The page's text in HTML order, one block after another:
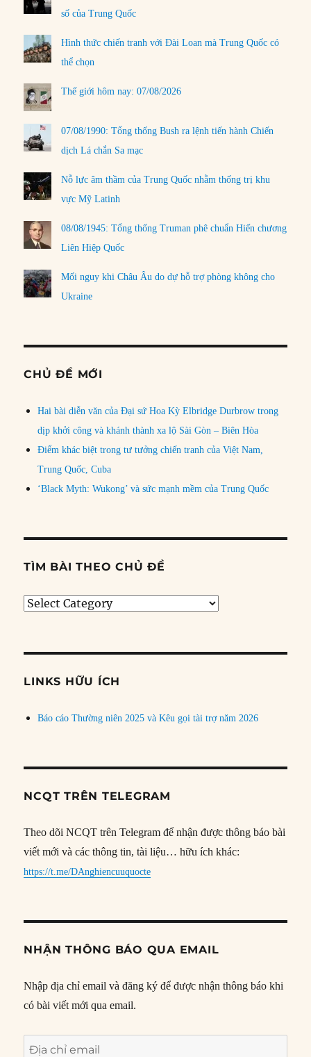
số của Trung Quốc
Hình thức chiến tranh với Đài Loan mà Trung Quốc có
thể chọn
Thế giới hôm nay: 07/08/2026
07/08/1990: Tổng thống Bush ra lệnh tiến hành Chiến
dịch Lá chắn Sa mạc
Nỗ lực âm thầm của Trung Quốc nhằm thống trị khu
vực Mỹ Latinh
08/08/1945: Tổng thống Truman phê chuẩn Hiến chương
Liên Hiệp Quốc
Mối nguy khi Châu Âu do dự hỗ trợ phòng không cho
Ukraine
CHỦ ĐỀ MỚI
Hai bài diễn văn của Đại sứ Hoa Kỳ Elbridge Durbrow trong
dịp khởi công và khánh thành xa lộ Sài Gòn – Biên Hòa
Điểm khác biệt trong tư tưởng chiến tranh của Việt Nam,
Trung Quốc, Cuba
‘Black Myth: Wukong’ và sức mạnh mềm của Trung Quốc
TÌM BÀI THEO CHỦ ĐỀ
Tìm
đề
LINKS HỮU ÍCH
Báo cáo Thường niên 2025 và Kêu gọi tài trợ năm 2026
NCQT TRÊN TELEGRAM
Theo dõi NCQT trên Telegram để nhận được thông báo bài
viết mới và các thông tin, tài liệu… hữu ích khác:
https://t.me/DAnghiencuuquocte
NHẬN THÔNG BÁO QUA EMAIL
Nhập địa chỉ email và đăng ký để được nhận thông báo khi
có bài viết mới qua email.
Địa